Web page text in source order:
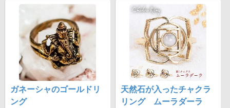
ガネーシャのゴールドリ
ング
天然石が入ったチャクラ
リング ムーラダーラ